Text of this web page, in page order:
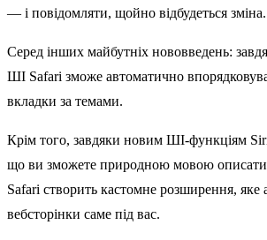
— і повідомляти, щойно відбудеться зміна.
Серед інших майбутніх нововведень:
ШІ Safari зможе автоматично
вкладки за темами.
Крім того, завдяки новим ШІ-функціям
що ви зможете природною мовою описати,
Safari створить кастомне розширення, яке
вебсторінки саме під вас.